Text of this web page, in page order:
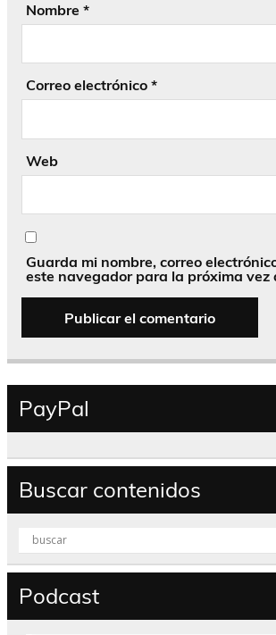
Nombre *
Correo electrónico *
Web
Guarda mi nombre, correo
este navegador para la próxima vez
PayPal
Buscar contenidos
Podcast